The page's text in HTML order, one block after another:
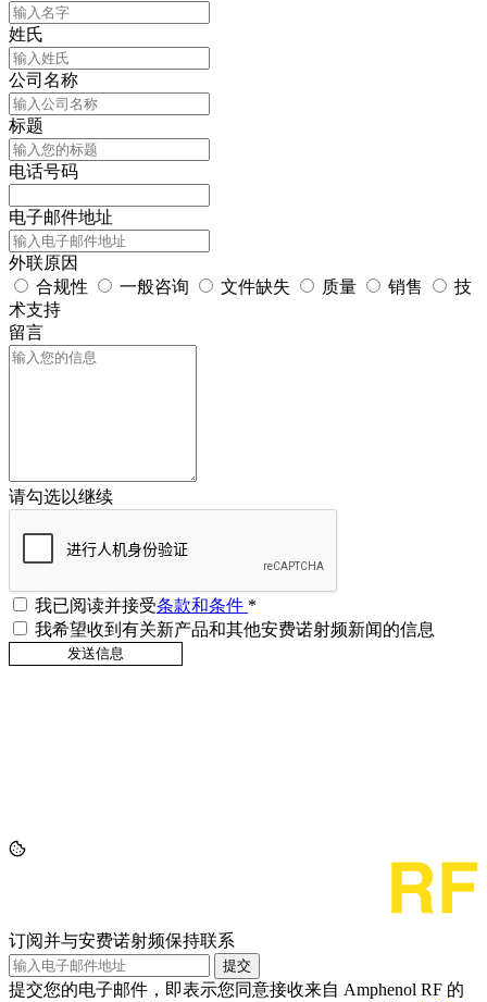
姓氏
公司名称
标题
电话号码
电子邮件地址
外联原因
合规性
一般咨询 文件缺失 质量 销售
技
术支持
留言
请勾选以继续
我已阅读并接受条款和条件 *
我希望收到有关新产品和其他安费诺射频新闻的信息
订阅并与安费诺射频保持联系
提交
提交您的电子邮件，即表示您同意接收来自 Amphenol RF 的